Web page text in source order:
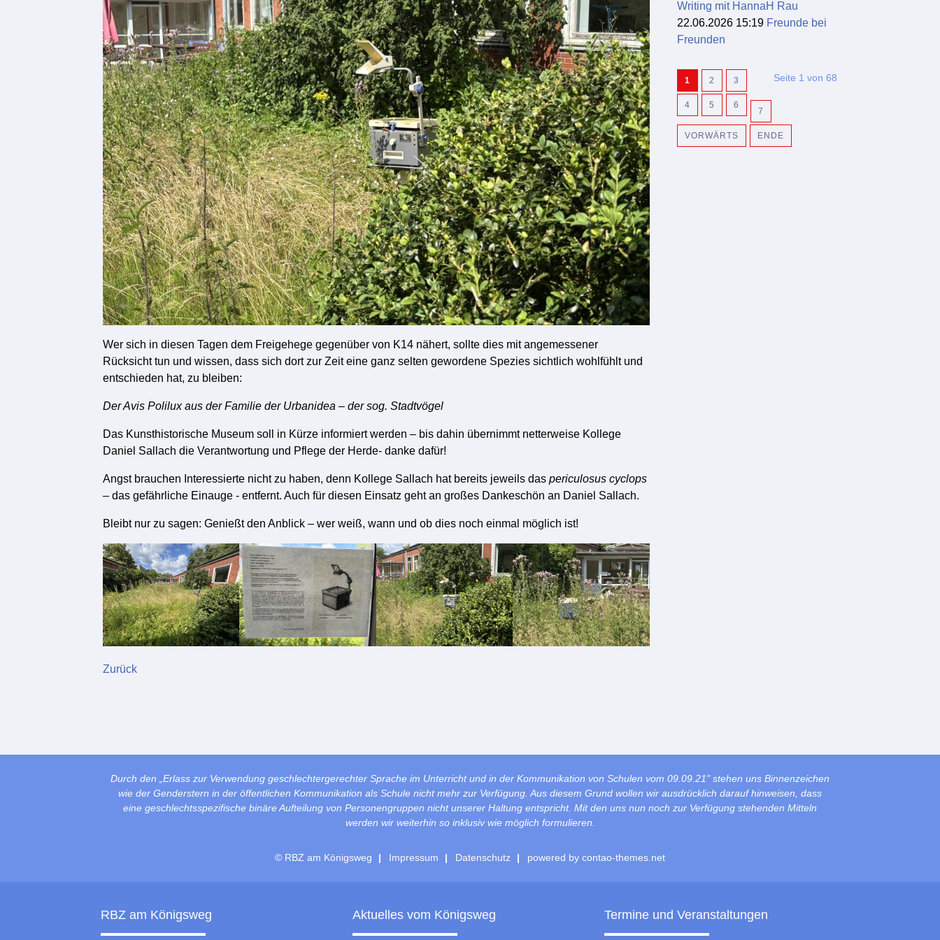
Wer sich in diesen Tagen dem Freigehege gegenüber von K14 nähert, sollte dies mit angemessener
Rücksicht tun und wissen, dass sich dort zur Zeit eine ganz selten gewordene Spezies sichtlich wohlfühlt und
entschieden hat, zu bleiben:
Der Avis Polilux aus der Familie der Urbanidea – der sog. Stadtvögel
Das Kunsthistorische Museum soll in Kürze informiert werden – bis dahin übernimmt netterweise Kollege
Daniel Sallach die Verantwortung und Pflege der Herde- danke dafür!
Angst brauchen Interessierte nicht zu haben, denn Kollege Sallach hat bereits jeweils das periculosus cyclops
– das gefährliche Einauge - entfernt. Auch für diesen Einsatz geht an großes Dankeschön an Daniel Sallach.
Bleibt nur zu sagen: Genießt den Anblick – wer weiß, wann und ob dies noch einmal möglich ist!
Zurück
Writing mit HannaH Rau
22.06.2026 15:19 Freunde bei
Freunden
Seite 1 von 68
1 2 3
4 5 6
7
VORWÄRTS ENDE
Durch den „Erlass zur Verwendung geschlechtergerechter Sprache im Unterricht und in der Kommunikation von Schulen vom 09.09.21" stehen uns Binnenzeichen
wie der Genderstern in der öffentlichen Kommunikation als Schule nicht mehr zur Verfügung. Aus diesem Grund wollen wir ausdrücklich darauf hinweisen, dass
eine geschlechtsspezifische binäre Aufteilung von Personengruppen nicht unserer Haltung entspricht. Mit den uns nun noch zur Verfügung stehenden Mitteln
werden wir weiterhin so inklusiv wie möglich formulieren.
© RBZ am Königsweg Impressum Datenschutz powered by contao-themes.net
RBZ am Königsweg Aktuelles vom Königsweg Termine und Veranstaltungen